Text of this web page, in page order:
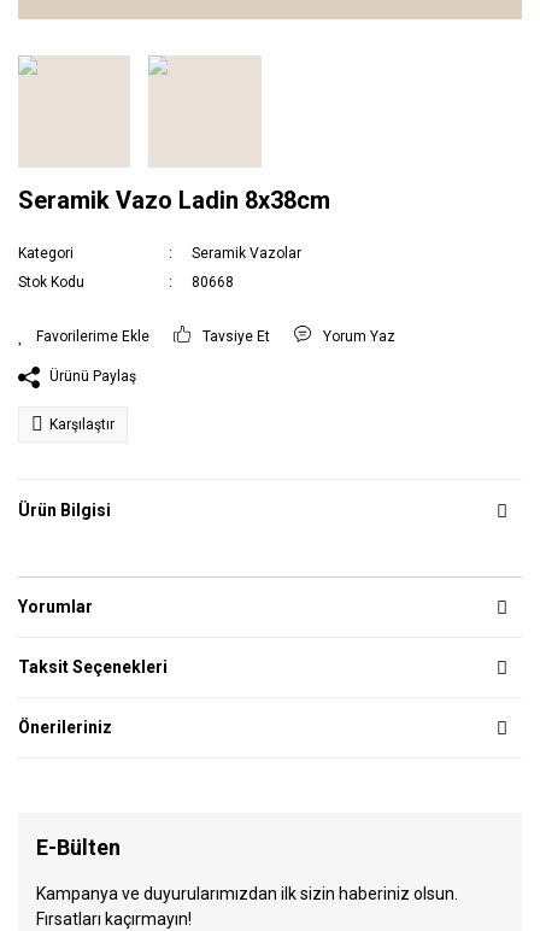
Seramik Vazo Ladin 8x38cm
Kategori
Seramik Vazolar
Stok Kodu
80668
Tavsiye Et Yorum Yaz
Ürünü Paylaş
Karşılaştır
Ürün Bilgisi
Yorumlar
Taksit Seçenekleri
Önerileriniz
E-Bülten
Kampanya ve duyurularımızdan ilk sizin haberiniz olsun.
Fırsatları kaçırmayın!